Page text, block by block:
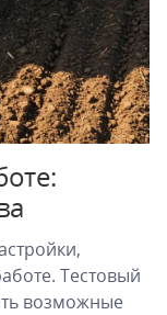
Тестовый
возможные